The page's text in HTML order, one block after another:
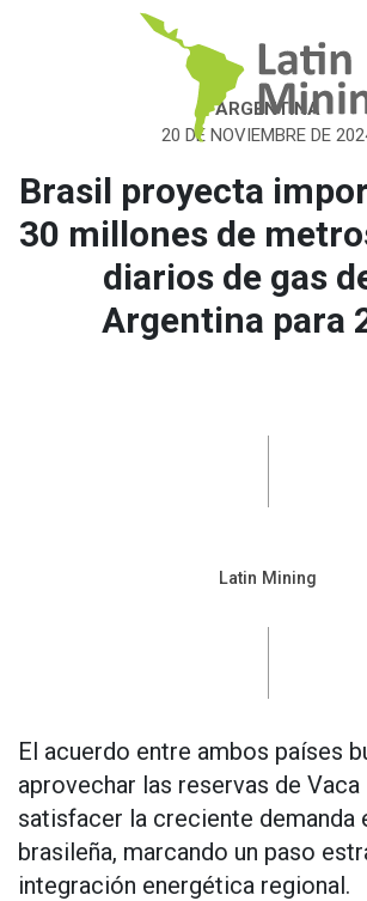
ARGENTINA
20 DE NOVIEMBRE DE
Brasil proyecta
30 millones de
diarios de gas
Argentina para
Latin Mining
El acuerdo entre ambos países
aprovechar las reservas de
satisfacer la creciente demanda
brasileña, marcando un paso
integración energética regional.